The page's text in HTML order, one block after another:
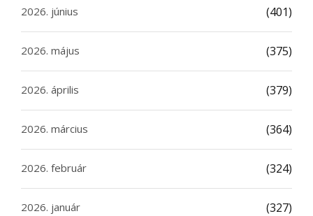
2026. június (401)
2026. május (375)
2026. április (379)
2026. március (364)
2026. február (324)
2026. január (327)